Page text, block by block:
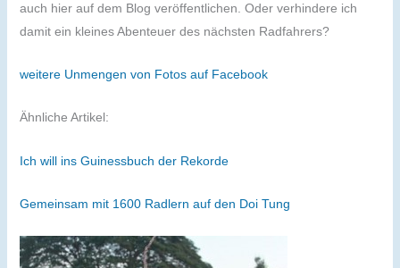
auch hier auf dem Blog veröffentlichen. Oder verhindere ich
damit ein kleines Abenteuer des nächsten Radfahrers?
weitere Unmengen von Fotos auf Facebook
Ähnliche Artikel:
Ich will ins Guinessbuch der Rekorde
Gemeinsam mit 1600 Radlern auf den Doi Tung